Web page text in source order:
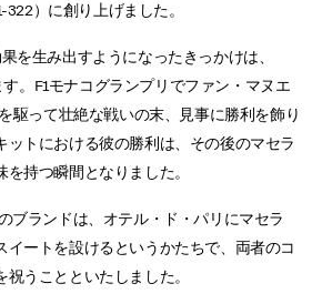
）に創り上げました。
を生み出すようになったきっかけは、
。F1モナコグランプリでファン・マヌエ
駆って壮絶な戦いの末、見事に勝利を飾り
ットにおける彼の勝利は、その後のマセラ
持つ瞬間となりました。
ブランドは、オテル・ド・パリにマセラ
イートを設けるというかたちで、両者のコ
うことといたしました。